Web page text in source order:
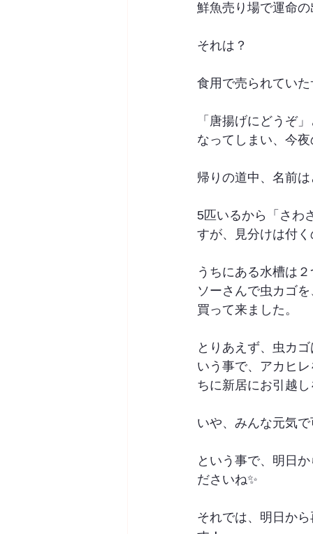
鮮魚売り場で運命
それは？
食用で売られてい
「唐揚げにどうぞ
なってしまい、今
帰りの道中、名前
5匹いるから「さわ
すが、見分けは付
うちにある水槽は
ソーさんで虫カゴ
買って来ました。
とりあえず、虫カ
いう事で、アカヒ
ちに新居にお引越
いや、みんな元気
という事で、明日
ださいね✨
それでは、明日か